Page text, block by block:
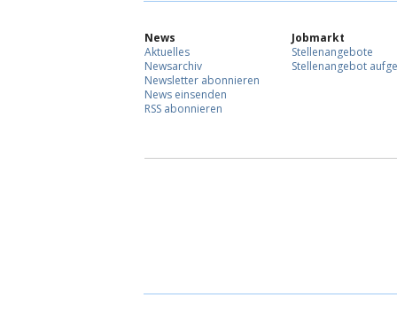
News
Aktuelles
Newsarchiv
Newsletter abonnieren
News einsenden
RSS abonnieren
Jobmarkt
Stellenangebote
Stellenangebot